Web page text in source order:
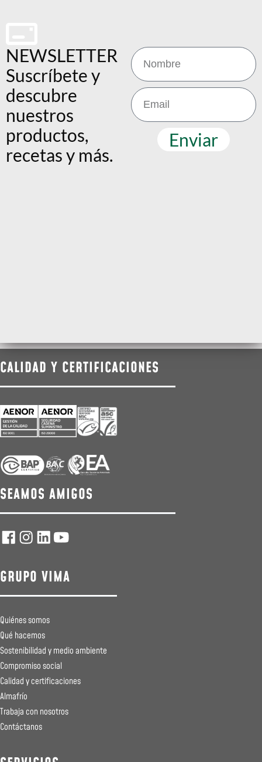
NEWSLETTER
Suscríbete y
descubre
nuestros
productos,
recetas y más.
Enviar
CALIDAD Y CERTIFICACIONES
SEAMOS AMIGOS
GRUPO VIMA
Quiénes somos
Qué hacemos
Sostenibilidad y medio ambiente
Compromiso social
Calidad y certificaciones
Almafrío
Trabaja con nosotros
Contáctanos